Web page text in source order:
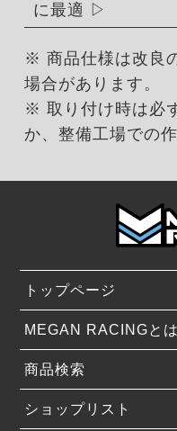
に最適
※ 商品仕様は改良
場合があります。
※ 取り付け時は必
か、整備工場での
トップページ
MEGAN RACINGとは
商品検索
ショップリスト